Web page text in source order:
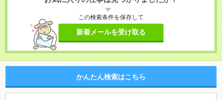
この検索条件を保存して
新着メールを受け取る
かんたん検索はこちら